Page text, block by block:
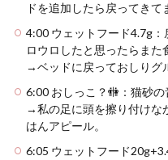
ドを追加したら戻ってきて
4:00 ウェットフード4.7g
ロウロしたと思ったらまた
→ベッドに戻っておしりグ
6:00 おしっこ？🚻：猫砂
→私の足に頭を擦り付けな
はんアピール。
6:05 ウェットフード